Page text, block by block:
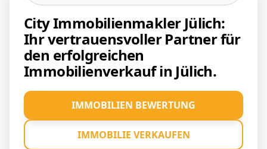
City Immobilienmakler Jülich:
Ihr vertrauensvoller Partner für
den erfolgreichen
Immobilienverkauf in Jülich.
IMMOBILIEN BEWERTUNG
IMMOBILIE VERKAUFEN